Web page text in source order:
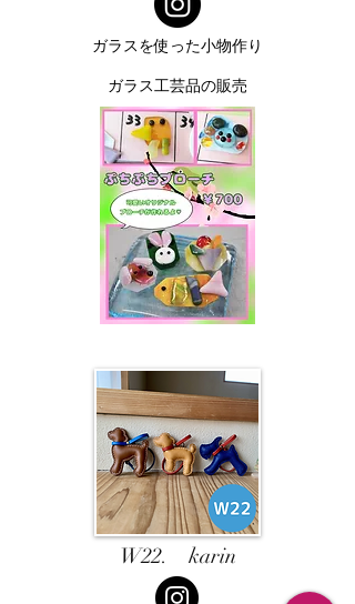
ガラスを使った小物作り
ガラス工芸品の販売
W22. karin